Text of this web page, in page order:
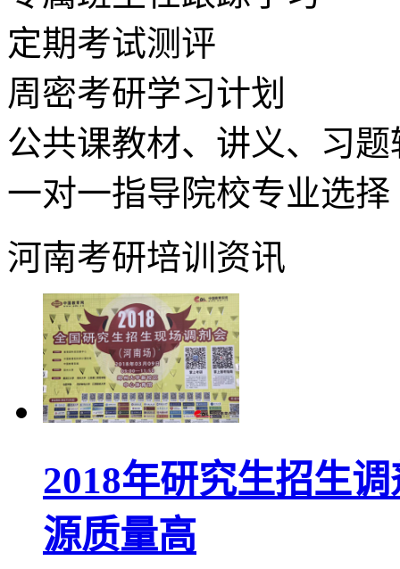
定期考试测评
周密考研学习计划
公共课教材、讲义、习
一对一指导院校专业选择
河南考研培训资讯
2018年研究生招生
源质量高